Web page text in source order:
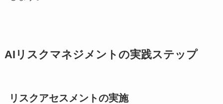
AIリスクマネジメントの実践ステップ
リスクアセスメントの実施